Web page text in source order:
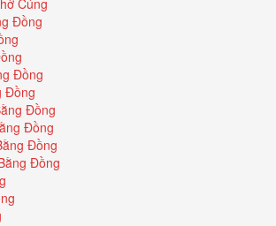
Cúng
Đồng
Đồng
Đồng
Đồng
Đồng
Đồng
Đồng